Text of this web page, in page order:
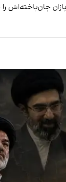
جان‌باخته‌اش